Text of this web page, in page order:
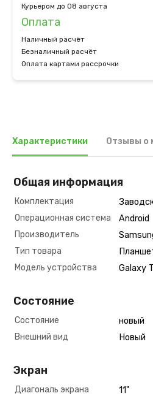
Курьером до 08 августа
Оплата
Наличный расчёт
Безналичный расчёт
Оплата картами рассрочки
Характеристики Отзывы о
Общая информация
Комплектация
Операционная система
Android
Производитель
Тип товара
Модель устройства
Galaxy
Состояние
Состояние
новый
Внешний вид
Новый
Экран
Диагональ экрана 11"